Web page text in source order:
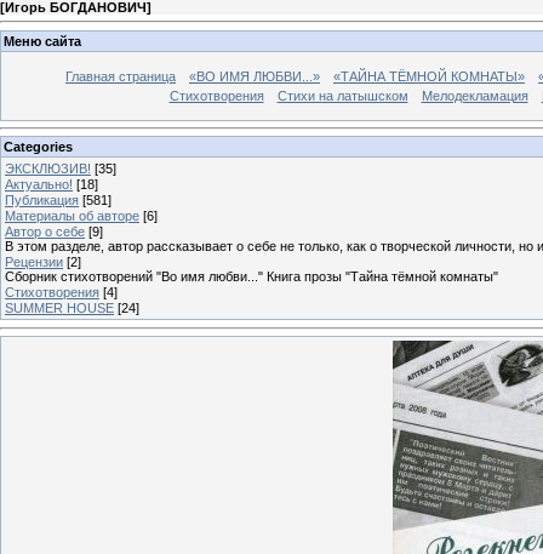
[Игорь БОГДАНОВИЧ]
Меню сайта
Главная страница «ВО ИМЯ ЛЮБВИ...» «ТАЙНА ТЁМНОЙ КОМНАТЫ»
Стихотворения
Стихи на латышском Мелодекламация
Categories
ЭКСКЛЮЗИВ! [35]
Актуально! [18]
Публикация [581]
Материалы об авторе [6]
Автор о себе [9]
В этом разделе, автор рассказывает о себе не только, как о творческой личности,
Рецензии [2]
Сборник стихотворений "Во имя любви..." Книга прозы "Тайна тёмной комнаты"
Стихотворения [4]
SUMMER HOUSE [24]